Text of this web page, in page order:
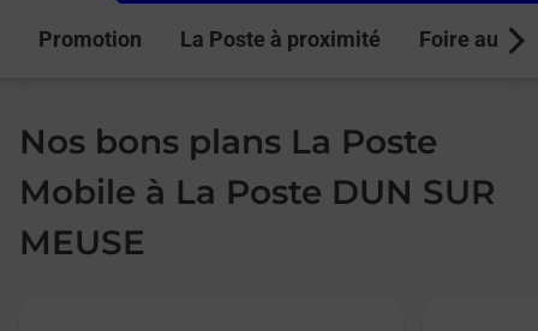
Promotion La Poste à proximité Foire aux
Nos bons plans La Poste
Mobile à La Poste DUN SUR
MEUSE